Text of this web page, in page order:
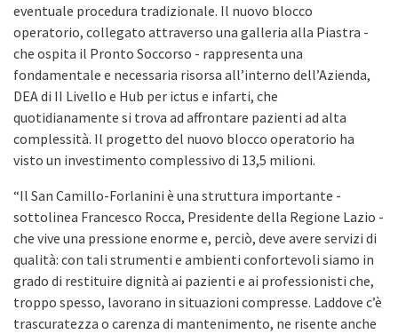
eventuale procedura tradizionale. Il nuovo blocco
operatorio, collegato attraverso una galleria alla Piastra -
che ospita il Pronto Soccorso - rappresenta una
fondamentale e necessaria risorsa all’interno dell’Azienda,
DEA di II Livello e Hub per ictus e infarti, che
quotidianamente si trova ad affrontare pazienti ad alta
complessità. Il progetto del nuovo blocco operatorio ha
visto un investimento complessivo di 13,5 milioni.
“Il San Camillo-Forlanini è una struttura importante -
sottolinea Francesco Rocca, Presidente della Regione Lazio -
che vive una pressione enorme e, perciò, deve avere servizi di
qualità: con tali strumenti e ambienti confortevoli siamo in
grado di restituire dignità ai pazienti e ai professionisti che,
troppo spesso, lavorano in situazioni compresse. Laddove c’è
trascuratezza o carenza di mantenimento, ne risente anche